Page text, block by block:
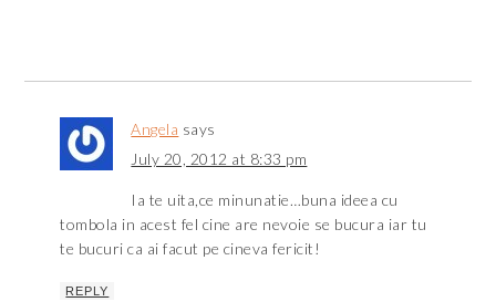
Angela says
July 20, 2012 at 8:33 pm
Ia te uita,ce minunatie…buna ideea cu
tombola in acest fel cine are nevoie se bucura iar tu
te bucuri ca ai facut pe cineva fericit!
REPLY